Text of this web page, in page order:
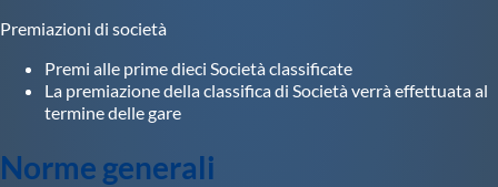
Premiazioni di società
Premi alle prime dieci Società classificate
La premiazione della classifica di Società verrà effettuata al
termine delle gare
Norme generali